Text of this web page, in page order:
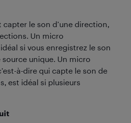
capter le son d’une direction,
Un micro
si vous enregistrez le son
source unique. Un micro
à-dire qui capte le son de
est idéal si plusieurs